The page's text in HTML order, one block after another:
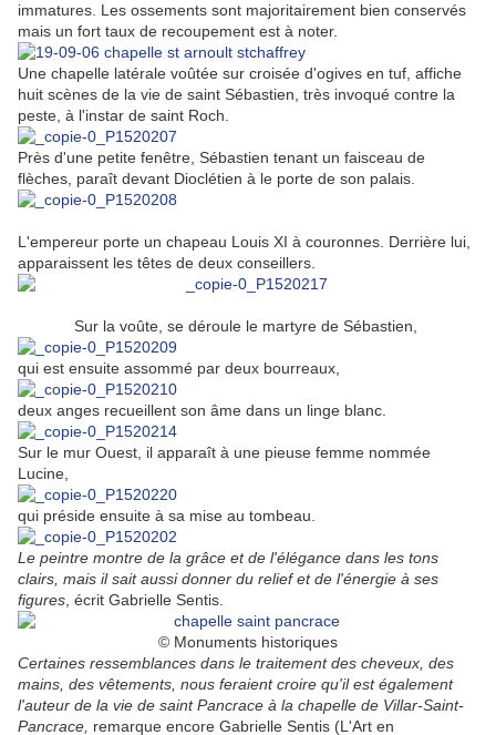
immatures. Les ossements sont majoritairement bien conservés
mais un fort taux de recoupement est à noter.
Une chapelle latérale voûtée sur croisée d'ogives en tuf, affiche
huit scènes de la vie de saint Sébastien, très invoqué contre la
peste, à l'instar de saint Roch.
Près d'une petite fenêtre, Sébastien tenant un faisceau de
flèches, paraît devant Dioclétien à le porte de son palais.
L'empereur porte un chapeau Louis XI à couronnes. Derrière lui,
apparaissent les têtes de deux conseillers.
Sur la voûte, se déroule le martyre de Sébastien,
qui est ensuite assommé par deux bourreaux,
deux anges recueillent son âme dans un linge blanc.
Sur le mur Ouest, il apparaît à une pieuse femme nommée
Lucine,
qui préside ensuite à sa mise au tombeau.
Le peintre montre de la grâce et de l'élégance dans les tons
clairs, mais il sait aussi donner du relief et de l'énergie à ses
figures , écrit Gabrielle Sentis.
© Monuments historiques
Certaines ressemblances dans le traitement des cheveux, des
mains, des vêtements, nous feraient croire qu'il est également
l'auteur de la vie de saint Pancrace à la chapelle de Villar-Saint-
Pancrace, remarque encore Gabrielle Sentis (L'Art en